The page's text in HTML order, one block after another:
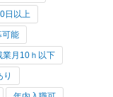
日以上
可能
業月10ｈ以下
り